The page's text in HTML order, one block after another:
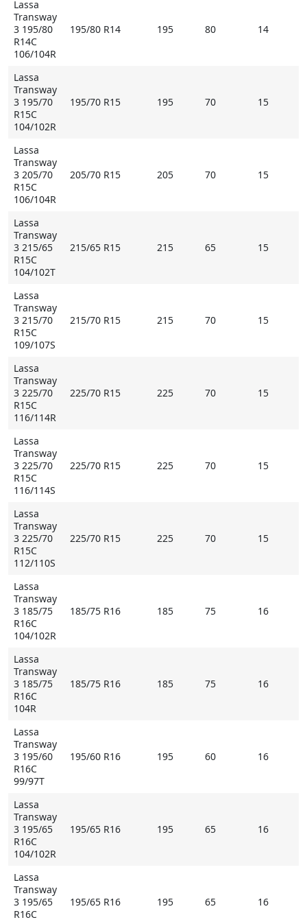
ребрами обеспечивает устойчивое сцепление на
сухом покрытии, стойкость к абразивному
истиранию и сниженный расход топлива;
- волнообразные продольные канавки,
многочисленные ламели улучшают тягово-сцепные
свойства на мокром покрытии;
- специальный компаунд с высокой стойкостью к
износу, образованию разрывов и мелких трещин
* Внимание: летние шины не российского
происхождения могут быть промаркированы
обозначением M+S
Купить Lassa Transway 3 на Мосавтошине
Lassa
Transway
3 195/80
R14C
106/104R
195/80 R14 195 80 14
Lassa
Transway
3 195/70
R15C
104/102R
195/70 R15 195 70 15
Lassa
Transway
3 205/70
R15C
106/104R
205/70 R15 205 70 15
Lassa
Transway
3 215/65
R15C
104/102T
215/65 R15 215 65 15
Lassa
Transway
3 215/70
R15C
109/107S
215/70 R15 215 70 15
Lassa
Transway
3 225/70
R15C
116/114R
225/70 R15 225 70 15
Lassa
Transway
3 225/70
R15C
116/114S
225/70 R15 225 70 15
Lassa
Transway
3 225/70
R15C
112/110S
225/70 R15 225 70 15
Lassa
Transway
3 185/75
R16C
104/102R
185/75 R16 185 75 16
Lassa
Transway
3 185/75
R16C
104R
185/75 R16 185 75 16
Lassa
Transway
3 195/60
R16C
99/97T
195/60 R16 195 60 16
Lassa
Transway
3 195/65
R16C
104/102R
195/65 R16 195 65 16
Lassa
Transway
3 195/65
R16C
195/65 R16 195 65 16